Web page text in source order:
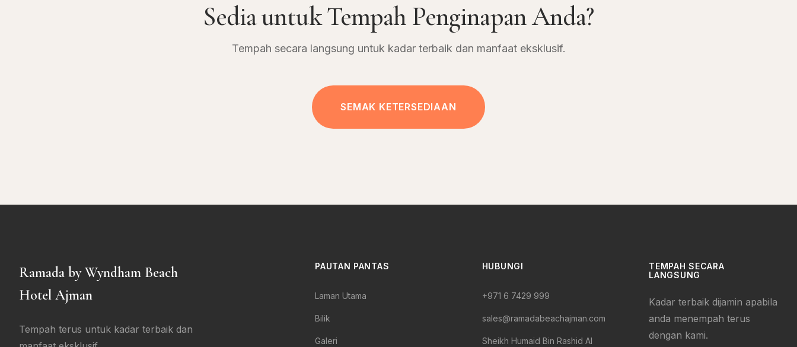
Sedia untuk Tempah Penginapan Anda?
Tempah secara langsung untuk kadar terbaik dan manfaat eksklusif.
SEMAK KETERSEDIAAN
Ramada by Wyndham Beach
Hotel Ajman
Tempah terus untuk kadar terbaik dan
PAUTAN PANTAS
Laman Utama
Bilik
Galeri
HUBUNGI
+971 6 7429 999
sales@ramadabeachajman.com
Sheikh Humaid Bin Rashid Al
TEMPAH SECARA
LANGSUNG
Kadar terbaik dijamin apabila
anda menempah terus
dengan kami.